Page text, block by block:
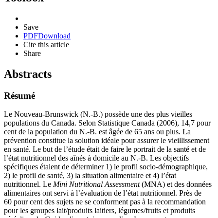
Save
PDFDownload
Cite this article
Share
Abstracts
Résumé
Le Nouveau-Brunswick (N.-B.) possède une des plus vieilles
populations du Canada. Selon Statistique Canada (2006), 14,7 pour
cent de la population du N.-B. est âgée de 65 ans ou plus. La
prévention constitue la solution idéale pour assurer le vieillissement
en santé. Le but de l’étude était de faire le portrait de la santé et de
l’état nutritionnel des aînés à domicile au N.-B. Les objectifs
spécifiques étaient de déterminer 1) le profil socio-démographique,
2) le profil de santé, 3) la situation alimentaire et 4) l’état
nutritionnel. Le Mini Nutritional Assessment(MNA) et des données
alimentaires ont servi à l’évaluation de l’état nutritionnel. Près de
60 pour cent des sujets ne se conforment pas à la recommandation
pour les groupes lait/produits laitiers, légumes/fruits et produits